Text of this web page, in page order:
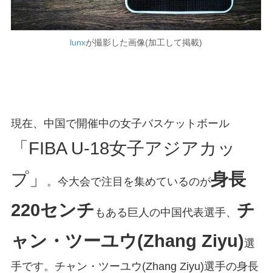
lunxが撮影した画像(加工して掲載)
現在、中国で開催中の女子バスケットボール
「FIBA U-18女子アジアカッ
プ」
。今大会で注目を集めているのが身長
220センチ もある巨人の中国代表選手、 チ
ャン・ツーユウ(Zhang Ziyu)選
手です。チャン・ツーユウ(Zhang Ziyu)選手の身長